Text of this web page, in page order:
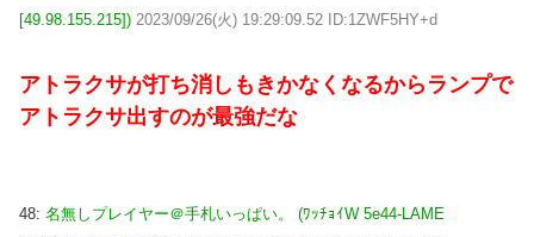
[49.98.155.215]) 2023/09/26(火) 19:29:09.52 ID:1ZWF5HY+d
アトラクサが打ち消しもきかなくなるからランプで
アトラクサ出すのが最強だな
48: 名無しプレイヤー＠手札いっぱい。 (ﾜｯﾁｮｲW 5e44-LAME